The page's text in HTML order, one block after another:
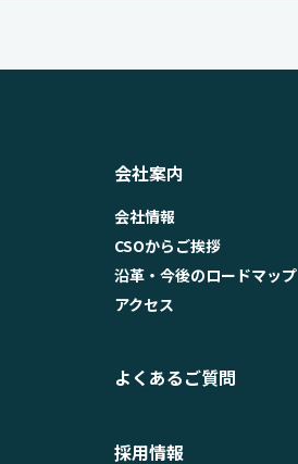
会社案内
会社情報
CSOからご挨拶
沿革・今後のロードマップ
アクセス
よくあるご質問
採用情報